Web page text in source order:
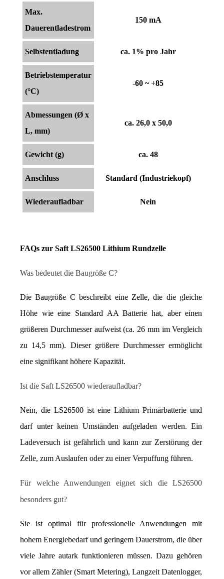
Max.
Dauerentladestrom
150 mA
Selbstentladung ca. 1% pro Jahr
Betriebstemperatur
(°C)
-60 ~ +85
Abmessungen (Ø x
L, mm)
ca. 26,0 x 50,0
Gewicht (g) ca. 48
Anschluss Standard (Industriekopf)
Wiederaufladbar Nein
FAQs zur Saft LS26500 Lithium Rundzelle
Was bedeutet die Baugröße C?
Die Baugröße C beschreibt eine Zelle, die die gleiche
Höhe wie eine Standard AA Batterie hat, aber einen
größeren Durchmesser aufweist (ca. 26 mm im Vergleich
zu 14,5 mm). Dieser größere Durchmesser ermöglicht
eine signifikant höhere Kapazität.
Ist die Saft LS26500 wiederaufladbar?
Nein, die LS26500 ist eine Lithium Primärbatterie und
darf unter keinen Umständen aufgeladen werden. Ein
Ladeversuch ist gefährlich und kann zur Zerstörung der
Zelle, zum Auslaufen oder zu einer Verpuffung führen.
Für welche Anwendungen eignet sich die LS26500
besonders gut?
Sie ist optimal für professionelle Anwendungen mit
hohem Energiebedarf und geringem Dauerstrom, die über
viele Jahre autark funktionieren müssen. Dazu gehören
vor allem Zähler (Smart Metering), Langzeit Datenlogger,